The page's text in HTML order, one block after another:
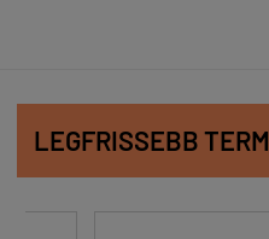
LEGFRISSEBB